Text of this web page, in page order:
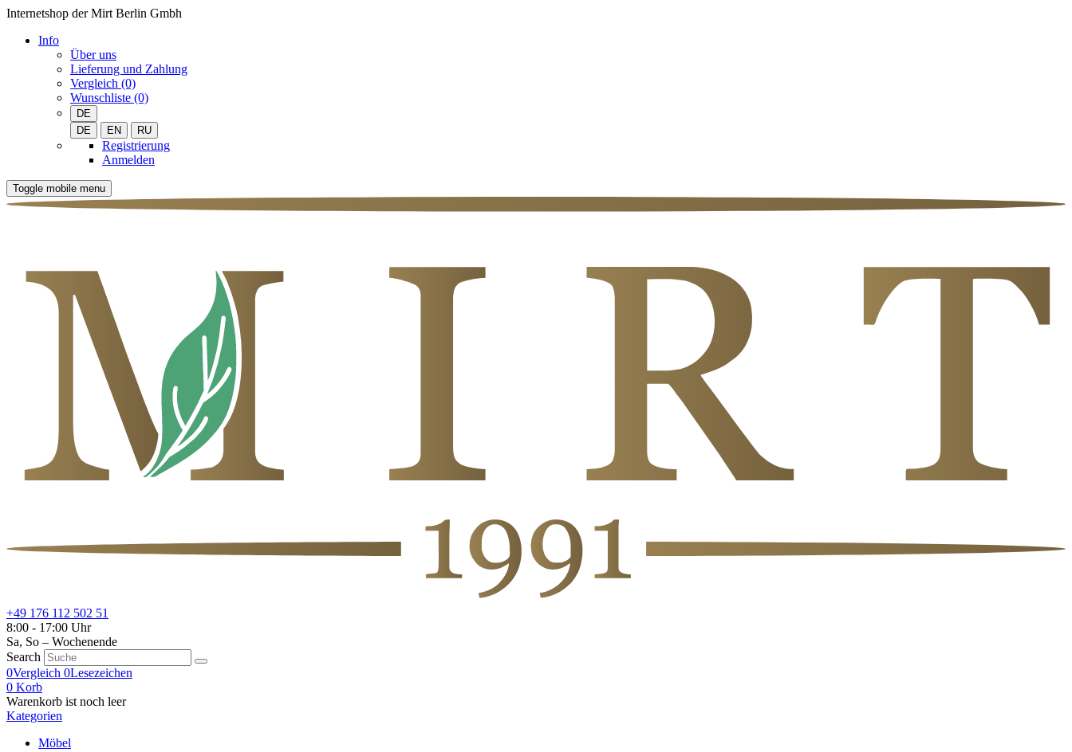
Internetshop der Mirt Berlin Gmbh
Info
Über uns
Lieferung und Zahlung
Vergleich (0)
Wunschliste (0)
DE
DE
EN RU
Registrierung
Anmelden
Toggle mobile menu
+49 176 112 502 51
8:00 - 17:00 Uhr
Sa, So – Wochenende
Search
0Vergleich 0Lesezeichen
0 Korb
Warenkorb ist noch leer
Kategorien
Möbel